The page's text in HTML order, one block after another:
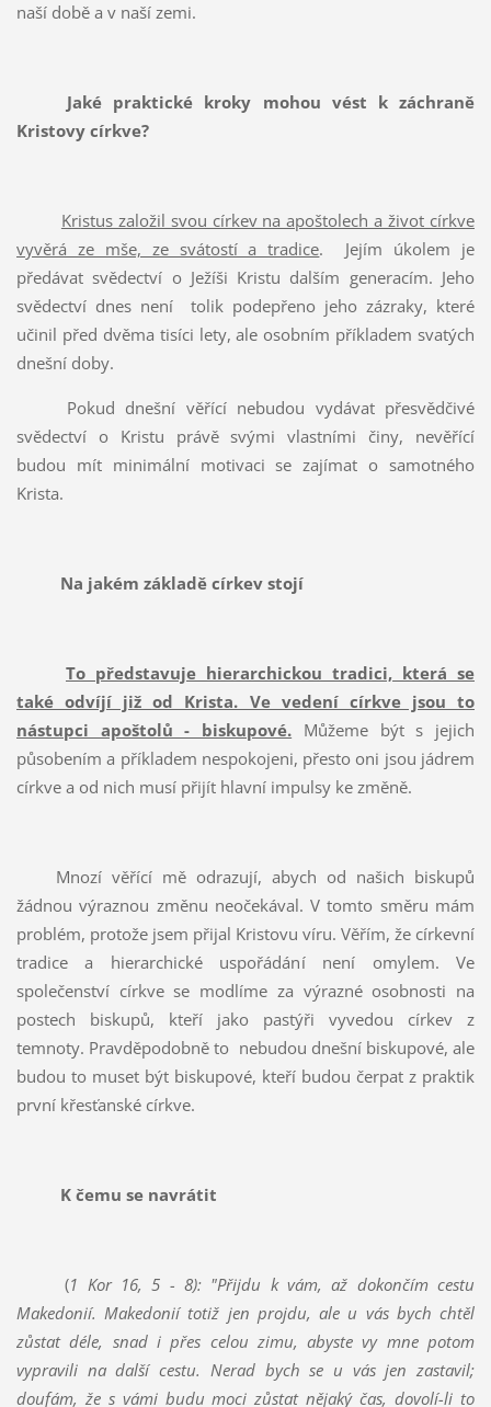
naší době a v naší zemi.
Jaké praktické kroky mohou vést k záchraně
Kristovy církve?
Kristus založil svou církev na apoštolech a život církve
vyvěrá ze mše, ze svátostí a tradice.
Jejím úkolem je
předávat svědectví o Ježíši Kristu dalším generacím. Jeho
svědectví dnes není
tolik podepřeno jeho zázraky, které
učinil před dvěma tisíci lety, ale osobním příkladem svatých
dnešní doby.
Pokud dnešní věřící nebudou vydávat přesvědčivé
svědectví o Kristu právě svými vlastními činy, nevěřící
budou mít minimální motivaci se zajímat o samotného
Krista.
Na jakém základě církev stojí
To představuje hierarchickou tradici, která se
také odvíjí již od Krista. Ve vedení církve jsou to
nástupci apoštolů - biskupové. Můžeme být s jejich
působením a příkladem nespokojeni, přesto oni jsou jádrem
církve a od nich musí přijít hlavní impulsy ke změně.
Mnozí věřící mě odrazují, abych od našich biskupů
žádnou výraznou změnu neočekával. V tomto směru mám
problém, protože jsem přijal Kristovu víru. Věřím, že církevní
tradice a hierarchické uspořádání není omylem. Ve
společenství církve se modlíme za výrazné osobnosti na
postech biskupů, kteří jako pastýři vyvedou církev z
temnoty. Pravděpodobně to nebudou dnešní biskupové, ale
budou to muset být biskupové, kteří budou čerpat z praktik
první křesťanské církve.
K čemu se navrátit
(1 Kor 16, 5 - 8): "Přijdu k vám, až dokončím cestu
Makedonií. Makedonií totiž jen projdu, ale u vás bych chtěl
zůstat déle, snad i přes celou zimu, abyste vy mne potom
vypravili na další cestu. Nerad bych se u vás jen zastavil;
doufám, že s vámi budu moci zůstat nějaký čas, dovolí-li to